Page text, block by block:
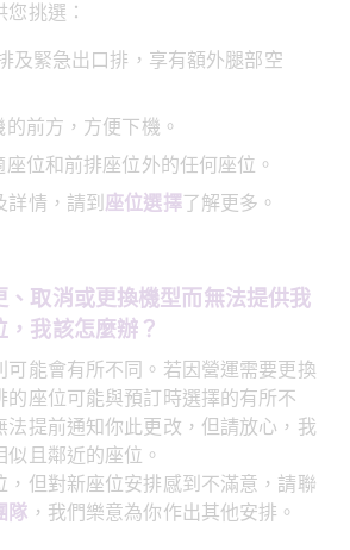
挑選：
及緊急出口排，享有額外腿部空
前方，方便下機。
位和前排座位外的任何座位。
詳情，請到 座位選擇了解更多。
、取消或更換機型而無法提供我
我該怎麼辦？
可能會有所不同。若因營運需要更換
的座位可能與預訂時選擇的有所不
法提前通知你此更改，但請放心，我
且鄰近的座位。
，但對新座位安排感到不滿意，請聯
隊 ，我們樂意為你作出其他安排。